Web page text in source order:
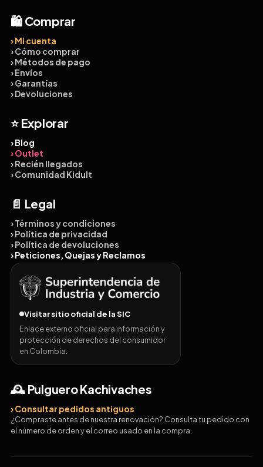
🛍️ Comprar
› Mi cuenta
› Cómo comprar
› Métodos de pago
› Envíos
› Garantías
› Devoluciones
⭐ Explorar
› Blog
› Outlet
› Recién llegados
› Comunidad Kidult
📄 Legal
› Términos y condiciones
› Política de privacidad
› Política de devoluciones
› Peticiones, Quejas y Reclamos
Visitar sitio oficial de la SIC
Enlace externo oficial para información y
protección de derechos del consumidor
en Colombia.
🕰️ Pulguero Kachivaches
› Consultar pedidos antiguos
¿Compraste antes de nuestra renovación? Consulta tu pedido con
el número de orden y el correo usado en la compra.